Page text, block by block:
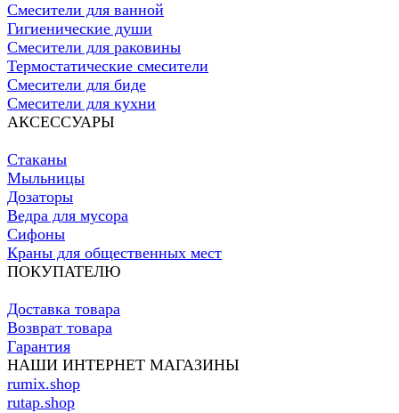
Смесители для ванной
Гигиенические души
Смесители для раковины
Термостатические смесители
Смесители для биде
Смесители для кухни
АКСЕССУАРЫ
Стаканы
Мыльницы
Дозаторы
Ведра для мусора
Сифоны
Краны для общественных мест
ПОКУПАТЕЛЮ
Доставка товара
Возврат товара
Гарантия
НАШИ ИНТЕРНЕТ МАГАЗИНЫ
rumix.shop
rutap.shop